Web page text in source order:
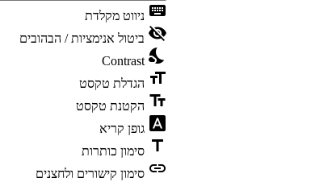
keyboard ניווט מקלדת
visibility_off ביטול אנימציות / הבהובים
nights_stay
Contrast
format_size הגדלת טקסט
text_fields הקטנת טקסט
font_download גופן קריא
title סימון כותרות
link סימון קישורים ולחצנים